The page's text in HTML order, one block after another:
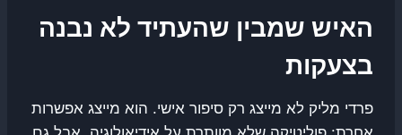
האיש שמבין שהעתיד לא נבנה
בצעקות
פרדי מליק לא מייצג רק סיפור אישי. הוא מייצג אפשרות